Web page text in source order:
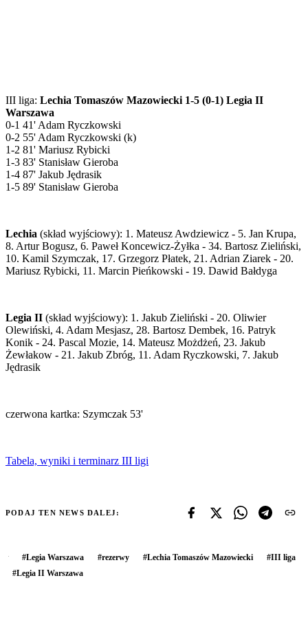
III liga: Lechia Tomaszów Mazowiecki 1-5 (0-1) Legia II
Warszawa
0-1 41' Adam Ryczkowski
0-2 55' Adam Ryczkowski (k)
1-2 81' Mariusz Rybicki
1-3 83' Stanisław Gieroba
1-4 87' Jakub Jędrasik
1-5 89' Stanisław Gieroba
Lechia (skład wyjściowy): 1. Mateusz Awdziewicz - 5. Jan Krupa,
8. Artur Bogusz, 6. Paweł Koncewicz-Żyłka - 34. Bartosz Zieliński,
10. Kamil Szymczak, 17. Grzegorz Płatek, 21. Adrian Ziarek - 20.
Mariusz Rybicki, 11. Marcin Pieńkowski - 19. Dawid Bałdyga
Legia II (skład wyjściowy): 1. Jakub Zieliński - 20. Oliwier
Olewiński, 4. Adam Mesjasz, 28. Bartosz Dembek, 16. Patryk
Konik - 24. Pascal Mozie, 14. Mateusz Możdżeń, 23. Jakub
Żewłakow - 21. Jakub Zbróg, 11. Adam Ryczkowski, 7. Jakub
Jędrasik
czerwona kartka: Szymczak 53'
Tabela, wyniki i terminarz III ligi
PODAJ TEN NEWS DALEJ:
#Legia Warszawa #rezerwy #Lechia Tomaszów Mazowiecki #III liga
#Legia II Warszawa